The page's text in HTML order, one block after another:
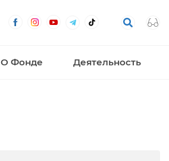
О Фонде Деятельность